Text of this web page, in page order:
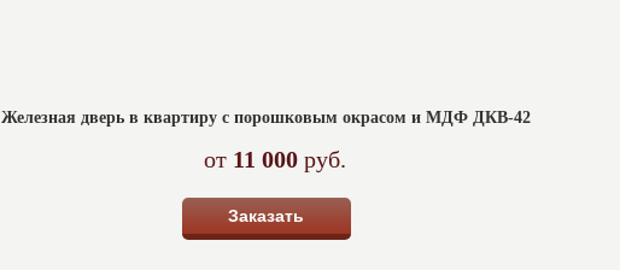
Железная дверь в квартиру с порошковым окрасом и МДФ ДКВ-42
от 11 000руб.
Заказать